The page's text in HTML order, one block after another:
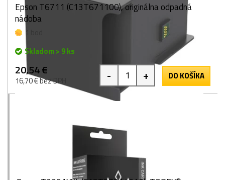
Epson T6711 (C13T671100), originálna odpadná
nádoba
1 bod
Skladom > 9 ks
20,54 €
16,70 € bez DPH - + DO KOŠÍKA